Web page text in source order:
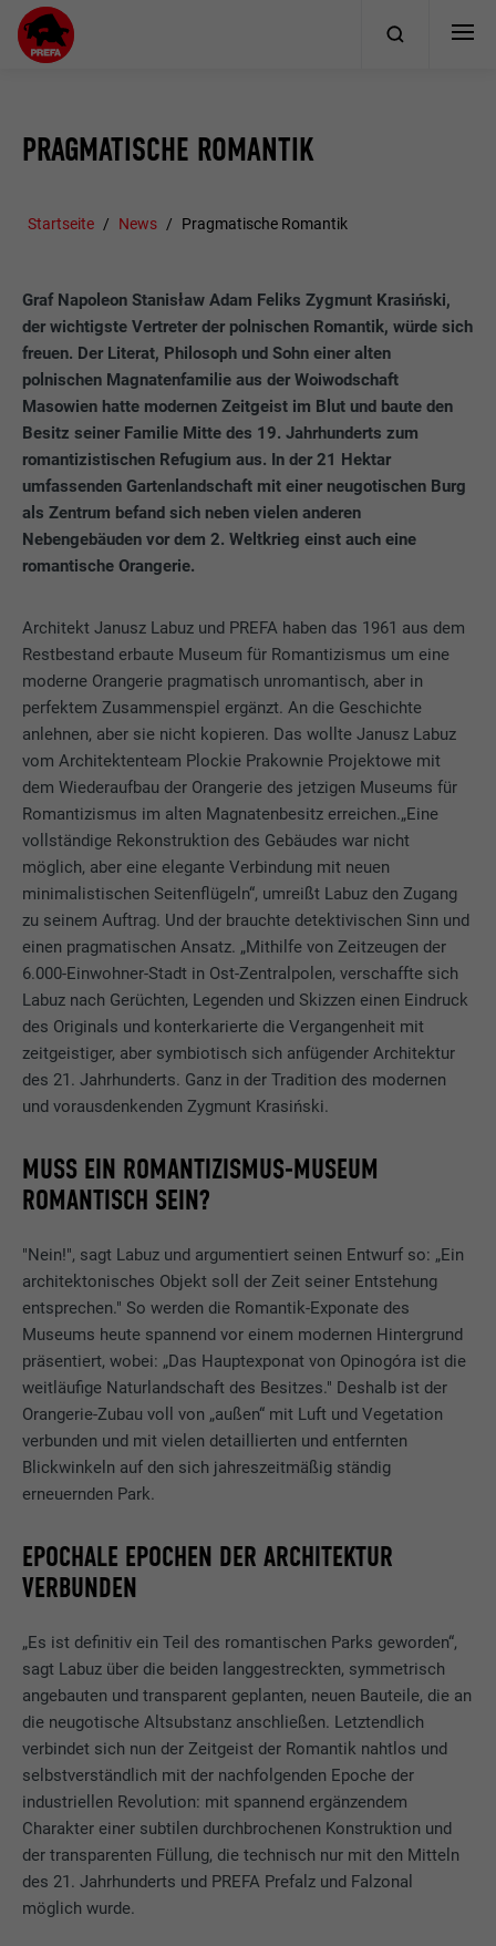
PRAGMATISCHE ROMANTIK
Startseite News Pragmatische Romantik
Graf Napoleon Stanisław Adam Feliks Zygmunt Krasiński,
der wichtigste Vertreter der polnischen Romantik, würde sich
freuen. Der Literat, Philosoph und Sohn einer alten
polnischen Magnatenfamilie aus der Woiwodschaft
Masowien hatte modernen Zeitgeist im Blut und baute den
Besitz seiner Familie Mitte des 19. Jahrhunderts zum
romantizistischen Refugium aus. In der 21 Hektar
umfassenden Gartenlandschaft mit einer neugotischen Burg
als Zentrum befand sich neben vielen anderen
Nebengebäuden vor dem 2. Weltkrieg einst auch eine
romantische Orangerie.
Architekt Janusz Labuz und PREFA haben das 1961 aus dem
Restbestand erbaute Museum für Romantizismus um eine
moderne Orangerie pragmatisch unromantisch, aber in
perfektem Zusammenspiel ergänzt. An die Geschichte
anlehnen, aber sie nicht kopieren. Das wollte Janusz Labuz
vom Architektenteam Plockie Prakownie Projektowe mit
dem Wiederaufbau der Orangerie des jetzigen Museums für
Romantizismus im alten Magnatenbesitz erreichen.„Eine
vollständige Rekonstruktion des Gebäudes war nicht
möglich, aber eine elegante Verbindung mit neuen
minimalistischen Seitenflügeln“, umreißt Labuz den Zugang
zu seinem Auftrag. Und der brauchte detektivischen Sinn und
einen pragmatischen Ansatz. „Mithilfe von Zeitzeugen der
6.000-Einwohner-Stadt in Ost-Zentralpolen, verschaffte sich
Labuz nach Gerüchten, Legenden und Skizzen einen Eindruck
des Originals und konterkarierte die Vergangenheit mit
zeitgeistiger, aber symbiotisch sich anfügender Architektur
des 21. Jahrhunderts. Ganz in der Tradition des modernen
und vorausdenkenden Zygmunt Krasiński.
MUSS EIN ROMANTIZISMUS-MUSEUM
ROMANTISCH SEIN?
"Nein!", sagt Labuz und argumentiert seinen Entwurf so: „Ein
architektonisches Objekt soll der Zeit seiner Entstehung
entsprechen." So werden die Romantik-Exponate des
Museums heute spannend vor einem modernen Hintergrund
präsentiert, wobei: „Das Hauptexponat von Opinogóra ist die
weitläufige Naturlandschaft des Besitzes." Deshalb ist der
Orangerie-Zubau voll von „außen“ mit Luft und Vegetation
verbunden und mit vielen detaillierten und entfernten
Blickwinkeln auf den sich jahreszeitmäßig ständig
erneuernden Park.
EPOCHALE EPOCHEN DER ARCHITEKTUR
VERBUNDEN
„Es ist definitiv ein Teil des romantischen Parks geworden“,
sagt Labuz über die beiden langgestreckten, symmetrisch
angebauten und transparent geplanten, neuen Bauteile, die an
die neugotische Altsubstanz anschließen. Letztendlich
verbindet sich nun der Zeitgeist der Romantik nahtlos und
selbstverständlich mit der nachfolgenden Epoche der
industriellen Revolution: mit spannend ergänzendem
Charakter einer subtilen durchbrochenen Konstruktion und
der transparenten Füllung, die technisch nur mit den Mitteln
des 21. Jahrhunderts und PREFA Prefalz und Falzonal
möglich wurde.